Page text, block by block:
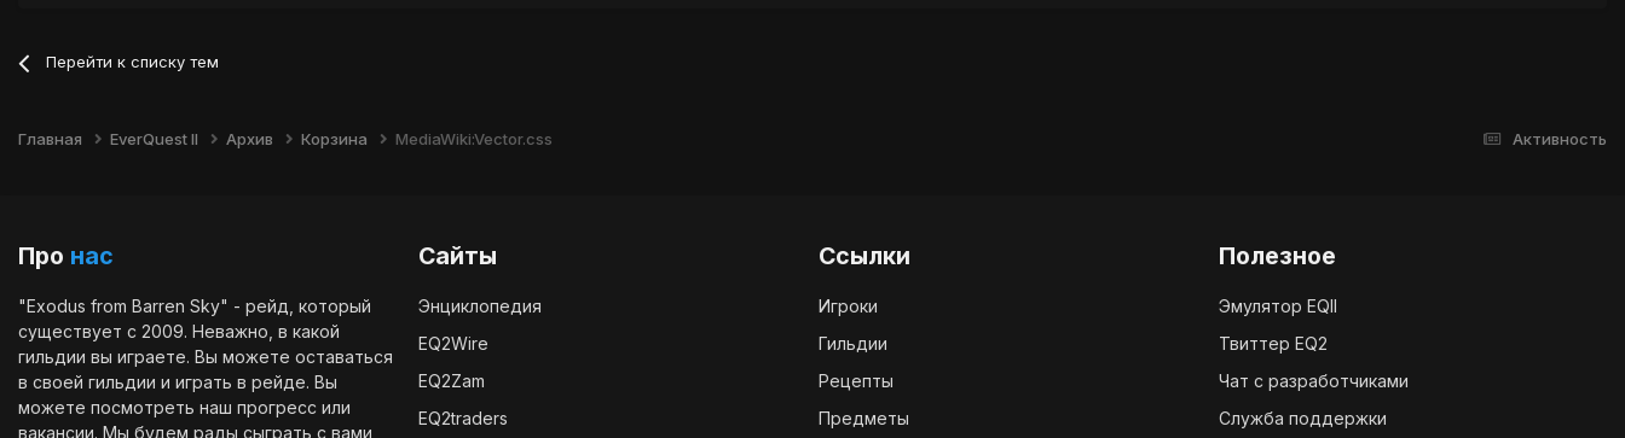
Перейти к списку тем
Активность
Главная EverQuest II Архив Корзина MediaWiki:Vector.css
Про нас
"Exodus from Barren Sky" - рейд, который
существует с 2009. Неважно, в какой
гильдии вы играете. Вы можете оставаться
в своей гильдии и играть в рейде. Вы
можете посмотреть наш прогресс или
вакансии. Мы будем рады сыграть с вами
Сайты
Энциклопедия
EQ2Wire
EQ2Zam
EQ2traders
Ссылки
Игроки
Гильдии
Рецепты
Предметы
Полезное
Эмулятор EQII
Твиттер EQ2
Чат с разработчиками
Служба поддержки